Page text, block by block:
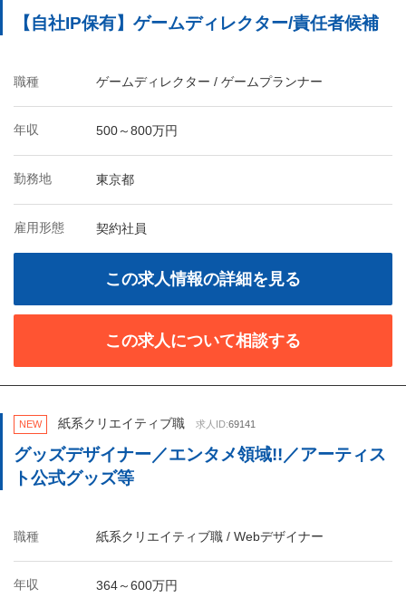
【自社IP保有】ゲームディレクター/責任者候補
職種 ゲームディレクター / ゲームプランナー
年収 500～800万円
勤務地 東京都
雇用形態 契約社員
この求人情報の詳細を見る
この求人について相談する
NEW 紙系クリエイティブ職 求人ID:69141
グッズデザイナー／エンタメ領域!!／アーティス
ト公式グッズ等
職種 紙系クリエイティブ職 / Webデザイナー
年収 364～600万円